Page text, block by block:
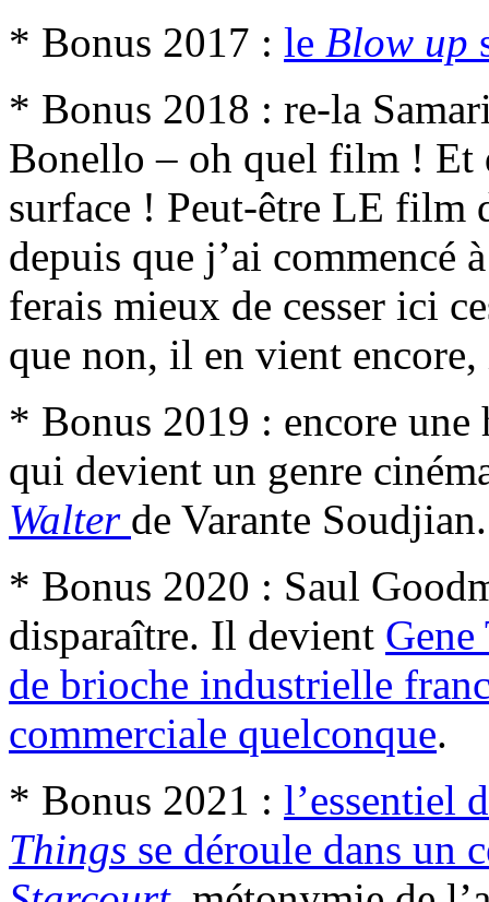
* Bonus 2017 : le Blow up
* Bonus 2018 : re-la
Bonello – oh quel film ! Et
surface ! Peut-être LE film
depuis que j’ai commencé
ferais mieux de cesser ici
que non, il en vient
* Bonus 2019 : encore
qui devient un genre
Walter de Varante Soudjian.
* Bonus 2020 : Saul
disparaître. Il devient Gene
de brioche industrielle
commerciale quelconque.
* Bonus 2021 : l’essentiel
Things se déroule dans un